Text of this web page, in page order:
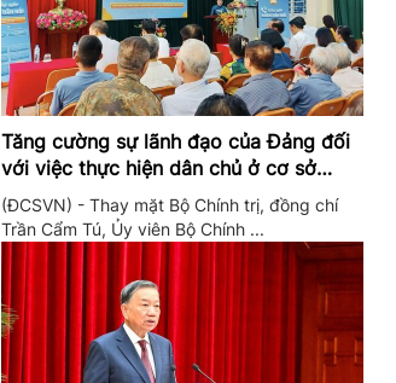
Tăng cường sự lãnh đạo của Đảng đối
với việc thực hiện dân chủ ở cơ sở
trong giai đoạn mới
(ĐCSVN) - Thay mặt Bộ Chính trị, đồng chí
Trần Cẩm Tú, Ủy viên Bộ Chính ...